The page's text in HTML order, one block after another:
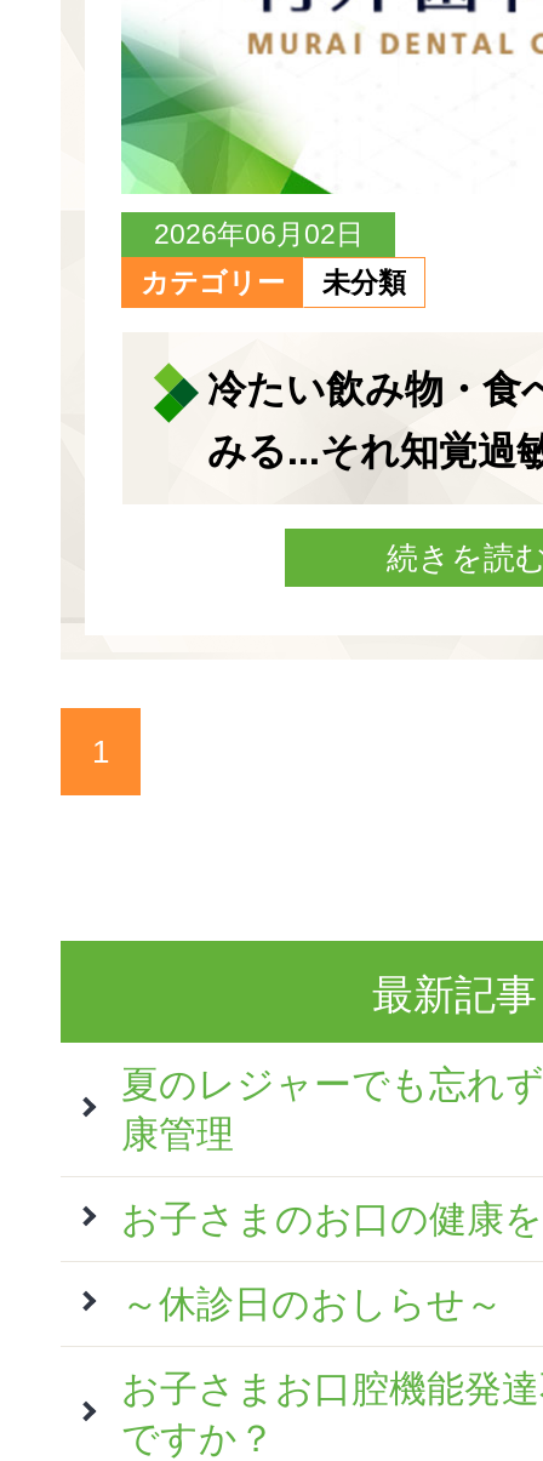
2026年06月02日
カテゴリー
未分類
冷たい飲み物・食
みる...それ知覚過
続きを読
1
最新記事
夏のレジャーでも忘れ
康管理
お子さまのお口の健康
～休診日のおしらせ～
お子さまお口腔機能発
ですか？